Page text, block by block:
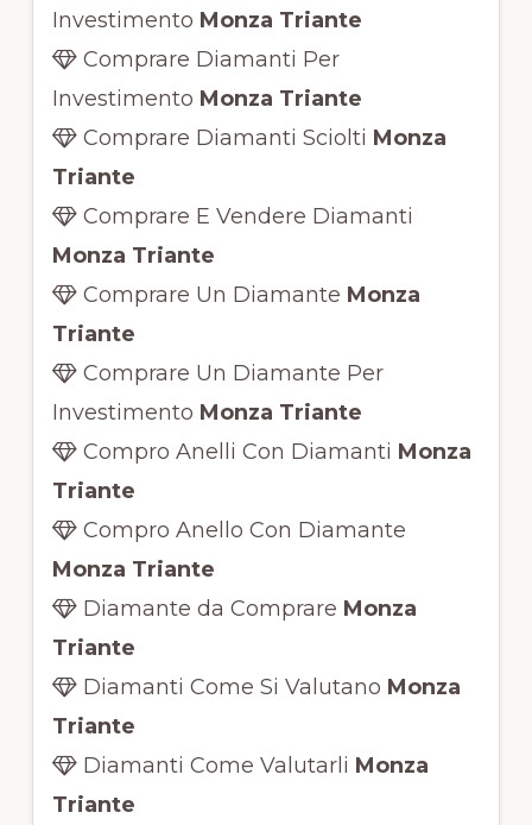
Investimento Monza Triante
Comprare Diamanti Per
Investimento Monza Triante
Comprare Diamanti Sciolti Monza
Triante
Comprare E Vendere Diamanti
Monza Triante
Comprare Un Diamante Monza
Triante
Comprare Un Diamante Per
Investimento Monza Triante
Compro Anelli Con Diamanti Monza
Triante
Compro Anello Con Diamante
Monza Triante
Diamante da Comprare Monza
Triante
Diamanti Come Si Valutano Monza
Triante
Diamanti Come Valutarli Monza
Triante